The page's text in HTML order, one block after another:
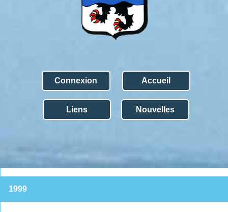
Connexion Accueil
Liens Nouvelles
1999